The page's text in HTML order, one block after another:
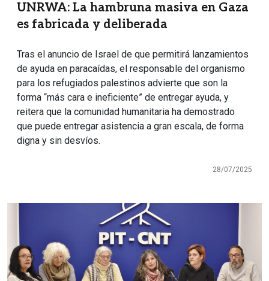
UNRWA: La hambruna masiva en Gaza
es fabricada y deliberada
Tras el anuncio de Israel de que permitirá lanzamientos
de ayuda en paracaídas, el responsable del organismo
para los refugiados palestinos advierte que son la
forma “más cara e ineficiente” de entregar ayuda, y
reitera que la comunidad humanitaria ha demostrado
que puede entregar asistencia a gran escala, de forma
digna y sin desvíos.
28/07/2025
Imagen